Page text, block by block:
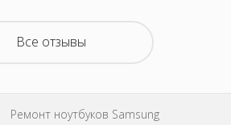
Все отзывы
Ремонт ноутбуков Samsung